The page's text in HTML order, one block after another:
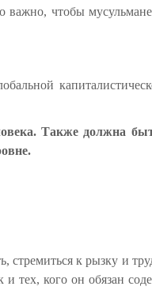
важно, чтобы
Также должна
стремиться к рызку и
и тех, кого он обязан